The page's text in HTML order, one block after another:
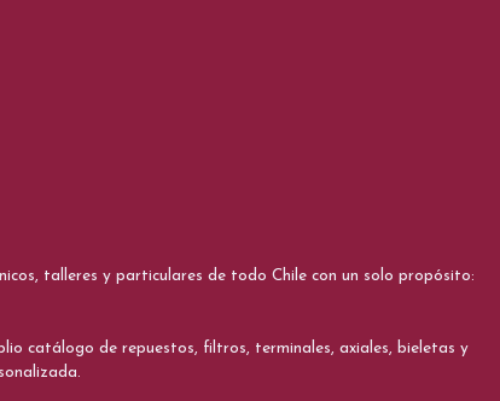
talleres y particulares de todo Chile con un solo propósito:
catálogo de repuestos, filtros, terminales, axiales, bieletas y